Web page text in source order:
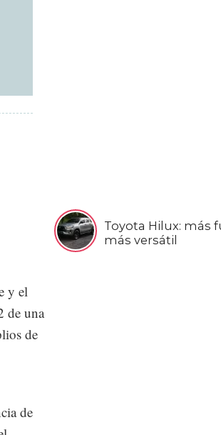
Toyota Hilux: más
más versátil
y el
de una
de
de